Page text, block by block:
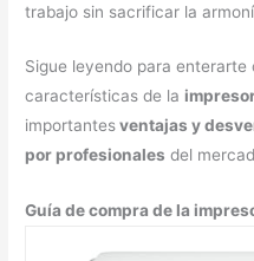
trabajo sin sacrificar la
Sigue leyendo para
características de la
importantesventajas y
por profesionales del
Guía de compra de la